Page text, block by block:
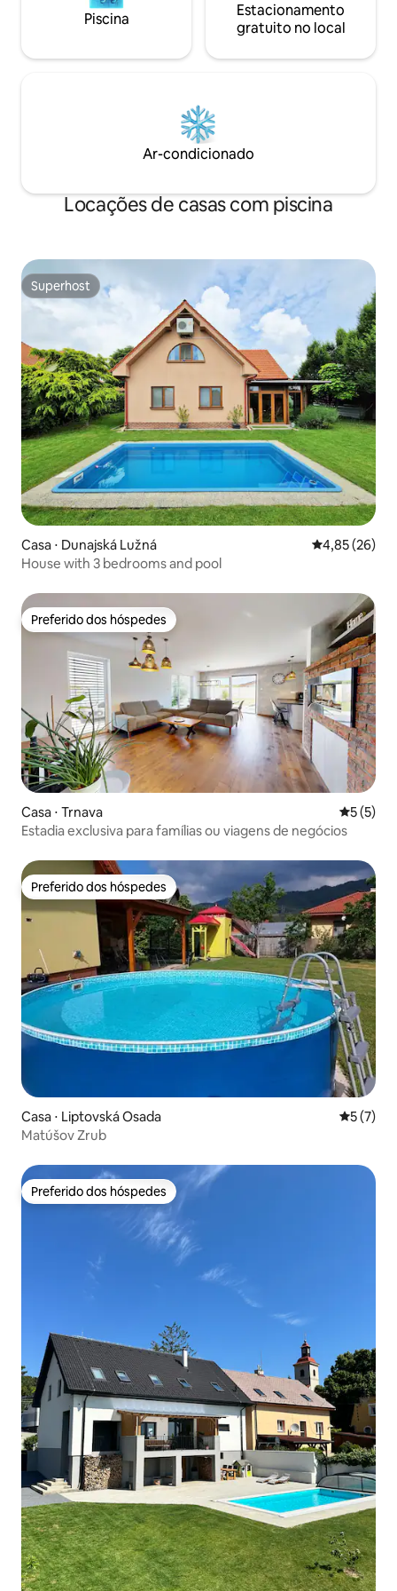
Piscina
Estacionamento
gratuito no local
Ar-condicionado
Locações de casas com piscina
Superhost
Superhost
Casa ⋅ Dunajská Lužná 4,85 de uma
4,85 (26)
House with 3 bedrooms and pool
Preferido dos hóspedes
Preferido dos hóspedes
Casa ⋅ Trnava 5 de
5 (5)
Estadia exclusiva para famílias ou viagens de negócios
Preferido dos hóspedes
Preferido dos hóspedes
Casa ⋅ Liptovská Osada 5 de
5 (7)
Matúšov Zrub
Preferido dos hóspedes
Preferido dos hóspedes